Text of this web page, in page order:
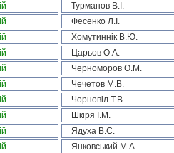
Турманов В.І.
Фесенко Л.І.
Хомутиннік В.Ю.
Царьов О.А.
Черноморов О.М.
Чечетов М.В.
Чорновіл Т.В.
Шкіря І.М.
Ядуха В.С.
Янковський М.А.